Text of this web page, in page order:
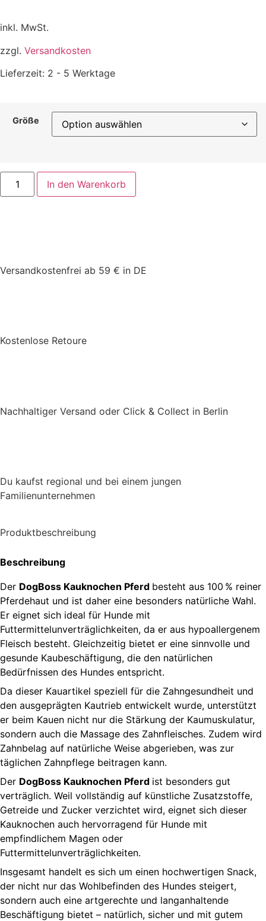
inkl. MwSt.
zzgl. Versandkosten
Lieferzeit: 2 - 5 Werktage
Größe
In den Warenkorb
Versandkostenfrei ab 59 € in DE
Kostenlose Retoure
Nachhaltiger Versand oder Click & Collect in Berlin
Du kaufst regional und bei einem jungen
Familienunternehmen
Produktbeschreibung
Beschreibung
Der DogBoss Kauknochen Pferd besteht aus 100 % reiner
Pferdehaut und ist daher eine besonders natürliche Wahl.
Er eignet sich ideal für Hunde mit
Futtermittelunverträglichkeiten, da er aus hypoallergenem
Fleisch besteht. Gleichzeitig bietet er eine sinnvolle und
gesunde Kaubeschäftigung, die den natürlichen
Bedürfnissen des Hundes entspricht.
Da dieser Kauartikel speziell für die Zahngesundheit und
den ausgeprägten Kautrieb entwickelt wurde, unterstützt
er beim Kauen nicht nur die Stärkung der Kaumuskulatur,
sondern auch die Massage des Zahnfleisches. Zudem wird
Zahnbelag auf natürliche Weise abgerieben, was zur
täglichen Zahnpflege beitragen kann.
Der DogBoss Kauknochen Pferd ist besonders gut
verträglich. Weil vollständig auf künstliche Zusatzstoffe,
Getreide und Zucker verzichtet wird, eignet sich dieser
Kauknochen auch hervorragend für Hunde mit
empfindlichem Magen oder
Futtermittelunverträglichkeiten.
Insgesamt handelt es sich um einen hochwertigen Snack,
der nicht nur das Wohlbefinden des Hundes steigert,
sondern auch eine artgerechte und langanhaltende
Beschäftigung bietet – natürlich, sicher und mit gutem